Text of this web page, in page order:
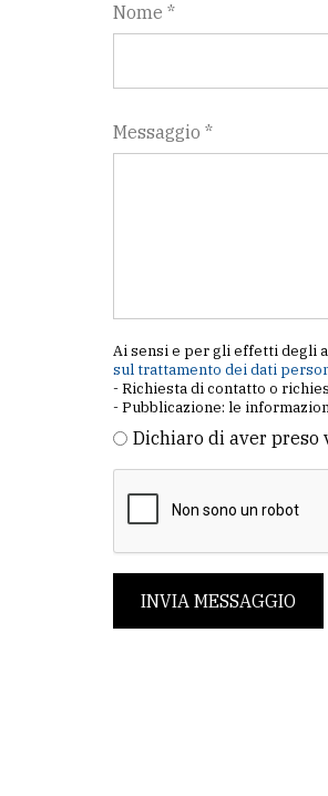
Nome *
Messaggio *
Ai sensi e per gli effetti degli
sul trattamento dei dati
- Richiesta di contatto o
- Pubblicazione: le
Dichiaro di aver
INVIA MESSAGGIO